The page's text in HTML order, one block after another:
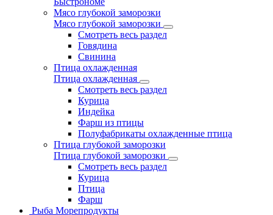
Мясо глубокой заморозки
Мясо глубокой заморозки
Смотреть весь раздел
Говядина
Свинина
Птица охлажденная
Птица охлажденная
Смотреть весь раздел
Курица
Индейка
Фарш из птицы
Полуфабрикаты охлажденные птица
Птица глубокой заморозки
Птица глубокой заморозки
Смотреть весь раздел
Курица
Птица
Фарш
Рыба Морепродукты